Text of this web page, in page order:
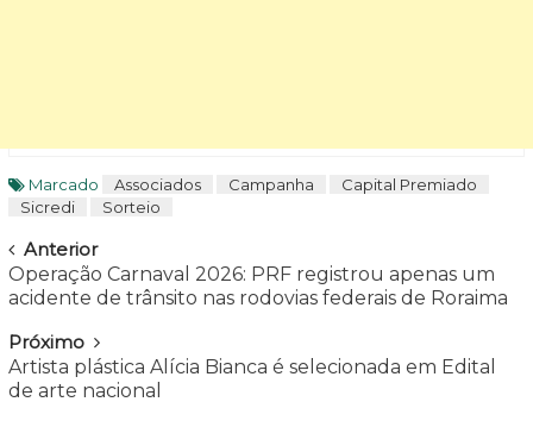
Marcado Associados Campanha
Capital Premiado
Sicredi
Sorteio
Navegar
Anterior
Operação Carnaval 2026: PRF registrou apenas um
acidente de trânsito nas rodovias federais de Roraima
Próximo
Artista plástica Alícia Bianca é selecionada em Edital
de arte nacional